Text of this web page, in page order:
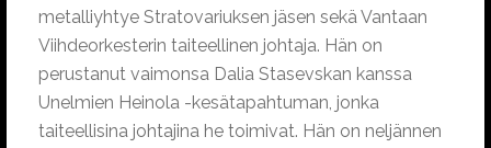
metalliyhtye Stratovariuksen jäsen sekä Vantaan
Viihdeorkesterin taiteellinen johtaja. Hän on
perustanut vaimonsa Dalia Stasevskan kanssa
Unelmien Heinola -kesätapahtuman, jonka
taiteellisina johtajina he toimivat. Hän on neljännen